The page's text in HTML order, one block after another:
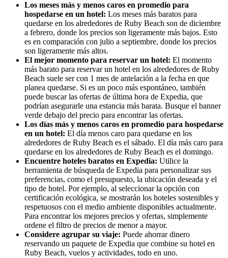
Los meses más y menos caros en promedio para
hospedarse en un hotel: Los meses más baratos para
quedarse en los alrededores de Ruby Beach son de diciembre
a febrero, donde los precios son ligeramente más bajos. Esto
es en comparación con julio a septiembre, donde los precios
son ligeramente más altos.
El mejor momento para reservar un hotel: El momento
más barato para reservar un hotel en los alrededores de Ruby
Beach suele ser con 1 mes de antelación a la fecha en que
planea quedarse. Si es un poco más espontáneo, también
puede buscar las ofertas de última hora de Expedia, que
podrían asegurarle una estancia más barata. Busque el banner
verde debajo del precio para encontrar las ofertas.
Los días más y menos caros en promedio para hospedarse
en un hotel: El día menos caro para quedarse en los
alrededores de Ruby Beach es el sábado. El día más caro para
quedarse en los alrededores de Ruby Beach es el domingo.
Encuentre hoteles baratos en Expedia: Utilice la
herramienta de búsqueda de Expedia para personalizar sus
preferencias, como el presupuesto, la ubicación deseada y el
tipo de hotel. Por ejemplo, al seleccionar la opción con
certificación ecológica, se mostrarán los hoteles sostenibles y
respetuosos con el medio ambiente disponibles actualmente.
Para encontrar los mejores precios y ofertas, simplemente
ordene el filtro de precios de menor a mayor.
Considere agrupar su viaje: Puede ahorrar dinero
reservando un paquete de Expedia que combine su hotel en
Ruby Beach, vuelos y actividades, todo en uno.